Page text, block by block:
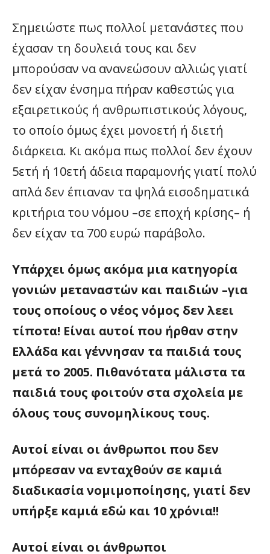
Σημειώστε πως πολλοί μετανάστες που
έχασαν τη δουλειά τους και δεν
μπορούσαν να ανανεώσουν αλλιώς γιατί
δεν είχαν ένσημα πήραν καθεστώς για
εξαιρετικούς ή ανθρωπιστικούς λόγους,
το οποίο όμως έχει μονοετή ή διετή
διάρκεια. Κι ακόμα πως πολλοί δεν έχουν
5ετή ή 10ετή άδεια παραμονής γιατί πολύ
απλά δεν έπιαναν τα ψηλά εισοδηματικά
κριτήρια του νόμου –σε εποχή κρίσης– ή
δεν είχαν τα 700 ευρώ παράβολο.
Υπάρχει όμως ακόμα μια κατηγορία
γονιών μεταναστών και παιδιών –για
τους οποίους ο νέος νόμος δεν λεει
τίποτα! Είναι αυτοί που ήρθαν στην
Ελλάδα και γέννησαν τα παιδιά τους
μετά το 2005. Πιθανότατα μάλιστα τα
παιδιά τους φοιτούν στα σχολεία με
όλους τους συνομηλίκους τους.
Αυτοί είναι οι άνθρωποι που δεν
μπόρεσαν να ενταχθούν σε καμιά
διαδικασία νομιμοποίησης, γιατί δεν
υπήρξε καμιά εδώ και 10 χρόνια!!
Αυτοί είναι οι άνθρωποι